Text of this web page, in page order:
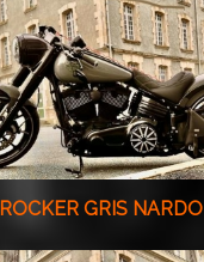
ROCKER GRIS NARDO